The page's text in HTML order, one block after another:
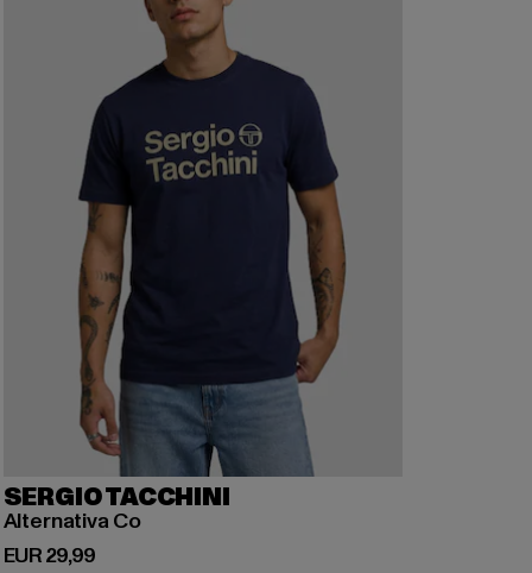
SERGIO TACCHINI
Alternativa Co
EUR 29,99
Derzeitiger Preis: EUR 29,99